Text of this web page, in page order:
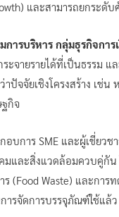
และสามารถยกระดั
ารบริหาร กลุ่มธุรกิจการ
จายรายได้ที่เป็นธรรม
ปัจจัยเชิงโครงสร้าง เช่
กิจ
อบการ SME และผู้เชี่ยว
มและสิ่งแวดล้อมควบคู่กั
Waste) และการท
ารจัดการบรรจุภัณฑ์ใช้แล้ว